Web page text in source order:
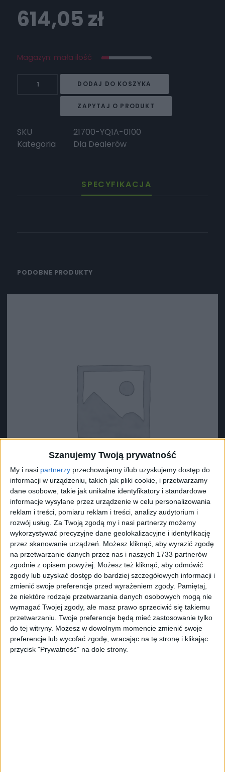
Szanujemy Twoją prywatność
My i nasi partnerzy przechowujemy i/lub uzyskujemy dostęp do
informacji w urządzeniu, takich jak pliki cookie, i przetwarzamy
dane osobowe, takie jak unikalne identyfikatory i standardowe
informacje wysyłane przez urządzenie w celu personalizowania
reklam i treści, pomiaru reklam i treści, analizy audytorium i
rozwój usług. Za Twoją zgodą my i nasi partnerzy możemy
wykorzystywać precyzyjne dane geolokalizacyjne i identyfikację
przez skanowanie urządzeń. Możesz kliknąć, aby wyrazić zgodę
na przetwarzanie danych przez nas i naszych 1733 partnerów
zgodnie z opisem powyżej. Możesz też kliknąć, aby odmówić
zgody lub uzyskać dostęp do bardziej szczegółowych informacji i
zmienić swoje preferencje przed wyrażeniem zgody. Pamiętaj,
że niektóre rodzaje przetwarzania danych osobowych mogą nie
wymagać Twojej zgody, ale masz prawo sprzeciwić się takiemu
przetwarzaniu. Twoje preferencje będą mieć zastosowanie tylko
do tej witryny. Możesz w dowolnym momencie zmienić swoje
preferencje lub wycofać zgodę, wracając na tę stronę i klikając
przycisk "Prywatność" na dole strony.
614,05zł
Magazyn: mała ilość
10A
DODAJ DO KOSZYKA
ZAPYTAJ O PRODUKT
SKU
21700-YQ1A-0100
Kategoria
Dla Dealerów
SPECYFIKACJA
PODOBNE PRODUKTY
Surron Podkładka 1 (?34*?29*10)
8,73zł
ZOBACZ WIĘCEJ